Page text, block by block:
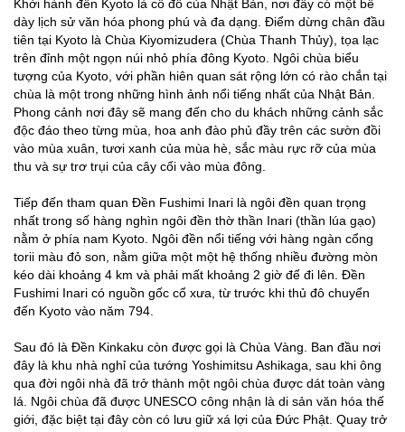
Khởi hành đến Kyoto là cố đô của Nhật Bản, nơi đây có một bề
dày lịch sử văn hóa phong phú và đa dạng. Điểm dừng chân đầu
tiên tại Kyoto là Chùa Kiyomizudera (Chùa Thanh Thủy), tọa lạc
trên đỉnh một ngọn núi nhỏ phía đông Kyoto. Ngôi chùa biểu
tượng của Kyoto, với phần hiên quan sát rộng lớn có rào chắn tại
chùa là một trong những hình ảnh nổi tiếng nhất của Nhật Bản.
Phong cảnh nơi đây sẽ mang đến cho du khách những cảnh sắc
độc đáo theo từng mùa, hoa anh đào phủ đầy trên các sườn đồi
vào mùa xuân, tươi xanh của mùa hè, sắc màu rực rỡ của mùa
thu và sự trơ trụi của cây cối vào mùa đông.
Tiếp đến tham quan Đền Fushimi Inari là ngôi đền quan trọng
nhất trong số hàng nghìn ngôi đền thờ thần Inari (thần lúa gạo)
nằm ở phía nam Kyoto. Ngôi đền nổi tiếng với hàng ngàn cổng
torii màu đỏ son, nằm giữa một một hệ thống nhiều đường mòn
kéo dài khoảng 4 km và phải mất khoảng 2 giờ để đi lên. Đền
Fushimi Inari có nguồn gốc cổ xưa, từ trước khi thủ đô chuyển
đến Kyoto vào năm 794.
Sau đó là Đền Kinkaku còn được gọi là Chùa Vàng. Ban đầu nơi
đây là khu nhà nghỉ của tướng Yoshimitsu Ashikaga, sau khi ông
qua đời ngôi nhà đã trở thành một ngôi chùa được dát toàn vàng
lá. Ngôi chùa đã được UNESCO công nhận là di sản văn hóa thế
giới, đặc biệt tại đây còn có lưu giữ xá lợi của Đức Phật. Quay trở